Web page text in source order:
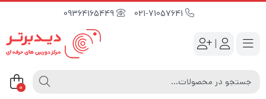
09364165449
|
0